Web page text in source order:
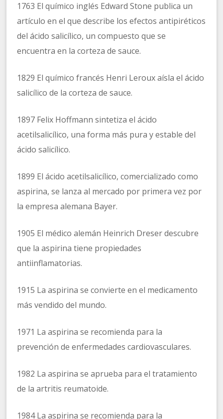
1763 El químico inglés Edward Stone publica un
artículo en el que describe los efectos antipiréticos
del ácido salicílico, un compuesto que se
encuentra en la corteza de sauce.
1829 El químico francés Henri Leroux aísla el ácido
salicílico de la corteza de sauce.
1897 Felix Hoffmann sintetiza el ácido
acetilsalicílico, una forma más pura y estable del
ácido salicílico.
1899 El ácido acetilsalicílico, comercializado como
aspirina, se lanza al mercado por primera vez por
la empresa alemana Bayer.
1905 El médico alemán Heinrich Dreser descubre
que la aspirina tiene propiedades
antiinflamatorias.
1915 La aspirina se convierte en el medicamento
más vendido del mundo.
1971 La aspirina se recomienda para la
prevención de enfermedades cardiovasculares.
1982 La aspirina se aprueba para el tratamiento
de la artritis reumatoide.
1984 La aspirina se recomienda para la